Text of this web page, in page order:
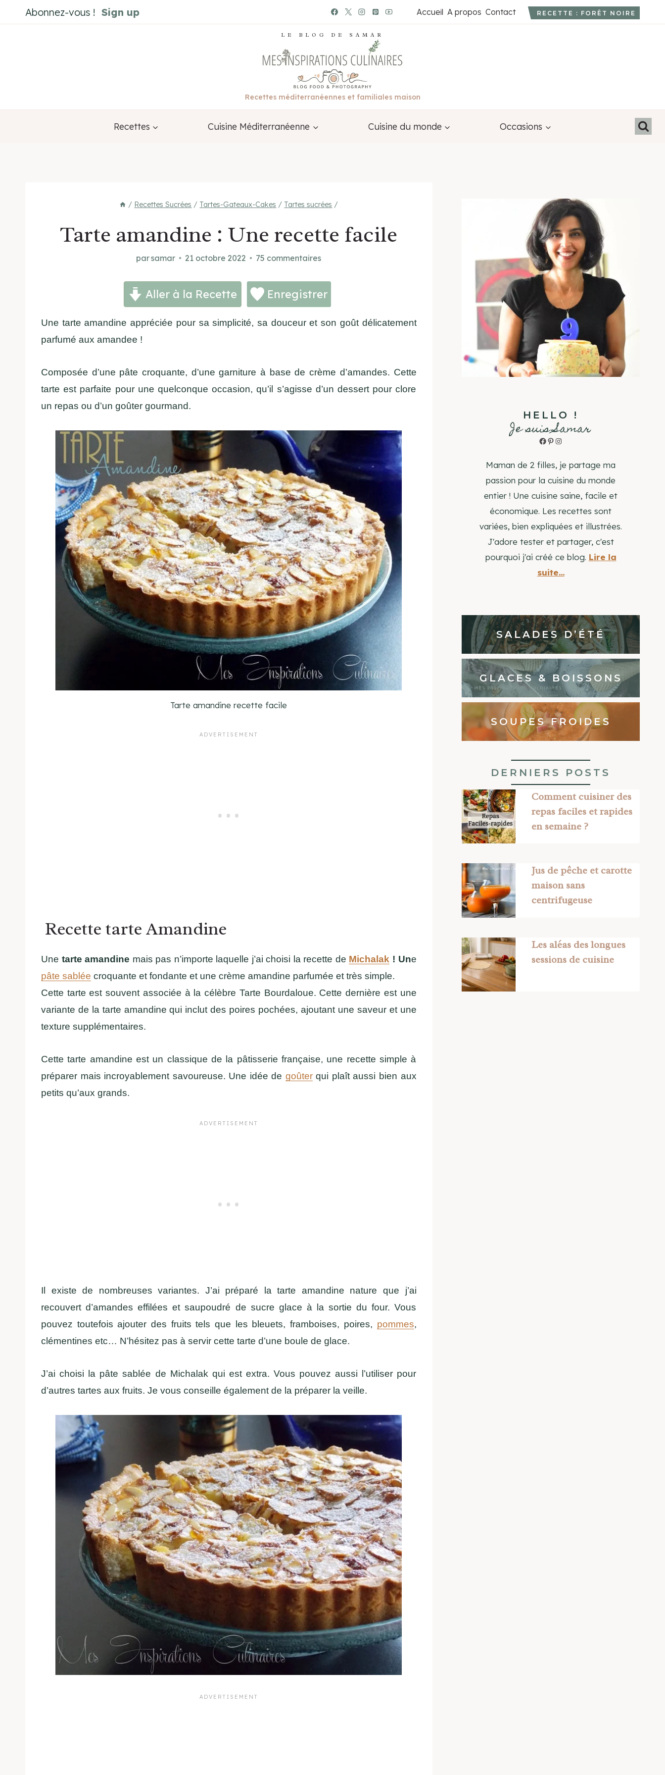
au
Abonnez-vous ! Sign up Accueil A propos Contact RECETTE : FORÊT NOIRE
LE BLOG DE SAMAR
Recettes méditerranéennes et familiales maison
Recettes Cuisine Méditerranéenne Cuisine du monde Occasions
/ Recettes Sucrées / Tartes-Gateaux-Cakes / Tartes sucrées /
Tarte amandine : Une recette facile
parsamar 21 octobre 2022 75 commentaires
Aller à la Recette Enregistrer
Une tarte amandine appréciée pour sa simplicité, sa douceur et son goût délicatement
parfumé aux amandee !
Composée d’une pâte croquante, d’une garniture à base de crème d’amandes. Cette
tarte est parfaite pour une quelconque occasion, qu’il s’agisse d’un dessert pour clore
un repas ou d’un goûter gourmand.
Tarte amandine recette facile
Recette tarte Amandine
Une tarte amandine mais pas n’importe laquelle j’ai choisi la recette de Michalak ! Une
pâte sablée croquante et fondante et une crème amandine parfumée et très simple.
Cette tarte est souvent associée à la célèbre Tarte Bourdaloue. Cette dernière est une
variante de la tarte amandine qui inclut des poires pochées, ajoutant une saveur et une
texture supplémentaires.
Cette tarte amandine est un classique de la pâtisserie française, une recette simple à
préparer mais incroyablement savoureuse. Une idée de goûterqui plaît aussi bien aux
petits qu’aux grands.
Il existe de nombreuses variantes. J’ai préparé la tarte amandine nature que j’ai
recouvert d’amandes effilées et saupoudré de sucre glace à la sortie du four. Vous
pouvez toutefois ajouter des fruits tels que les bleuets, framboises, poires, pommes,
clémentines etc… N’hésitez pas à servir cette tarte d’une boule de glace.
J’ai choisi la pâte sablée de Michalak qui est extra. Vous pouvez aussi l’utiliser pour
d’autres tartes aux fruits. Je vous conseille également de la préparer la veille.
HELLO !
Je suis Samar
Facebook
Pinterest
Instagram
Maman de 2 filles, je partage ma
passion pour la cuisine du monde
entier ! Une cuisine saine, facile et
économique. Les recettes sont
variées, bien expliquées et illustrées.
J'adore tester et partager, c'est
pourquoi j'ai créé ce blog. Lire la
suite...
SALADES D’ÉTÉ
GLACES & BOISSONS
SOUPES FROIDES
DERNIERS POSTS
Comment cuisiner des
repas faciles et rapides
en semaine ?
Jus de pêche et carotte
maison sans
centrifugeuse
Les aléas des longues
sessions de cuisine